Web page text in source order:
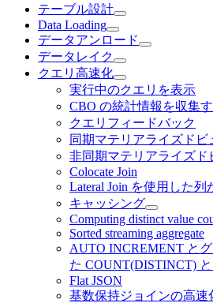
テーブル設計
Data Loading
データアンロード
データレイク
クエリ高速化
実行中のクエリを表示
CBO の統計情報を収集
クエリフィードバック
同期マテリアライズドビ
非同期マテリアライズド
Colocate Join
Lateral Join を使用した列
キャッシング
Computing distinct value
Sorted streaming aggregate
AUTO INCREMENT と
た COUNT(DISTINCT)
Flat JSON
基数保持ジョインの高速